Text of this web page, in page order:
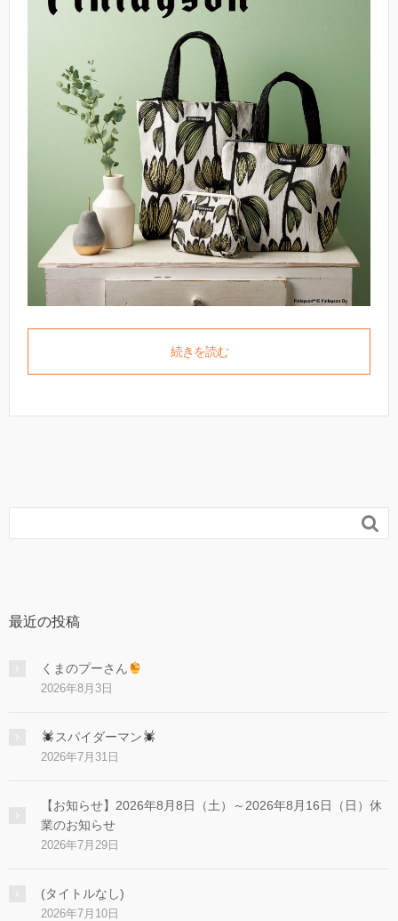
続きを読む

最近の投稿
くまのプーさん
2026年8月3日
スパイダーマン
2026年7月31日
【お知らせ】2026年8月8日（土）～2026年8月16日（日）休
業のお知らせ
2026年7月29日
(タイトルなし)
2026年7月10日